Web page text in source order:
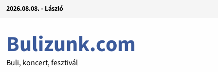
2026.08.08. - László
Bulizunk.com
Buli, koncert, fesztivál